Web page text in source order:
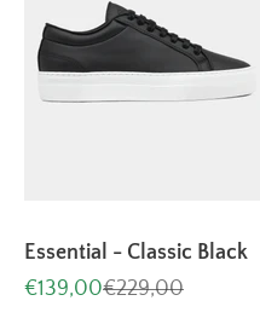
Essential - Classic Black
Aanbiedingsprijs
€139,00Normale prijs
€229,00